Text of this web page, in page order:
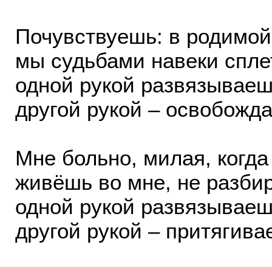
Почувствуешь: в
мы судьбами навеки
одной рукой
другой рукой –
Мне больно, милая,
живёшь во мне, не
одной рукой
другой рукой –